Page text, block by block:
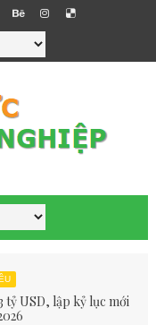
tỷ USD, lập kỷ lục mới